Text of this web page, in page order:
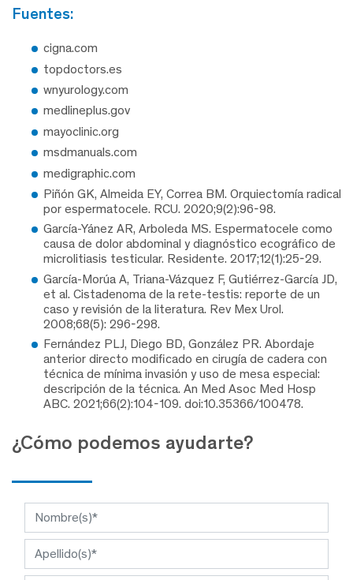
fuentes:
cigna.com
topdoctors.es
wnyurology.com
medlineplus.gov
mayoclinic.org
msdmanuals.com
medigraphic.com
Piñón GK, Almeida EY, Correa BM. Orquiectomía radical
por espermatocele. RCU. 2020;9(2):96-98.
García-Yánez AR, Arboleda MS. Espermatocele como
causa de dolor abdominal y diagnóstico ecográfico de
microlitiasis testicular. Residente. 2017;12(1):25-29.
García-Morúa A, Triana-Vázquez F, Gutiérrez-García JD,
et al. Cistadenoma de la rete-testis: reporte de un
caso y revisión de la literatura. Rev Mex Urol.
2008;68(5): 296-298.
Fernández PLJ, Diego BD, González PR. Abordaje
anterior directo modificado en cirugía de cadera con
técnica de mínima invasión y uso de mesa especial:
descripción de la técnica. An Med Asoc Med Hosp
ABC. 2021;66(2):104-109. doi:10.35366/100478.
¿Cómo podemos ayudarte?